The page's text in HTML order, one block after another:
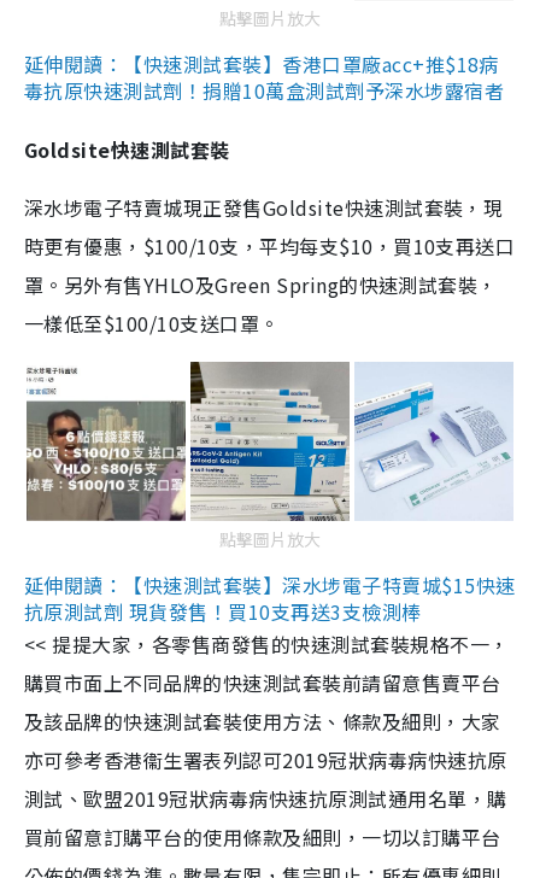
點擊圖片放大
延伸閱讀：【快速測試套裝】香港口罩廠acc+推$18病
毒抗原快速測試劑！捐贈10萬盒測試劑予深水埗露宿者
Goldsite快速測試套裝
深水埗電子特賣城現正發售Goldsite快速測試套裝，現
時更有優惠，$100/10支，平均每支$10，買10支再送口
罩。另外有售YHLO及Green Spring的快速測試套裝，
一樣低至$100/10支送口罩。
點擊圖片放大
延伸閱讀：【快速測試套裝】深水埗電子特賣城$15快速
抗原測試劑 現貨發售！買10支再送3支檢測棒
<< 提提大家，各零售商發售的快速測試套裝規格不一，
購買市面上不同品牌的快速測試套裝前請留意售賣平台
及該品牌的快速測試套裝使用方法、條款及細則，大家
亦可參考香港衞生署表列認可2019冠狀病毒病快速抗原
測試、歐盟2019冠狀病毒病快速抗原測試通用名單，購
買前留意訂購平台的使用條款及細則，一切以訂購平台